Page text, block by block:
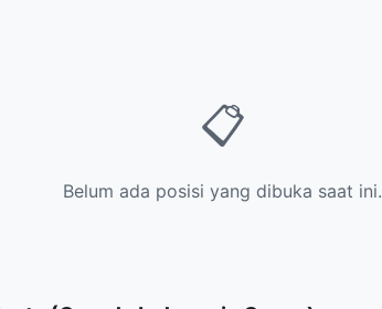
📋
Belum ada posisi yang dibuka saat ini.